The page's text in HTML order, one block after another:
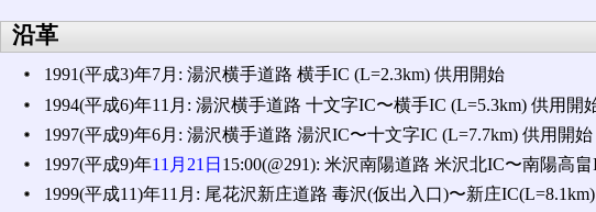
沿革
1991(平成3)年7月: 湯沢横手道路 横手IC (L=2.3km) 供用開始
1994(平成6)年11月: 湯沢横手道路 十文字IC〜横手IC (L=5.3km) 供用開
1997(平成9)年6月: 湯沢横手道路 湯沢IC〜十文字IC (L=7.7km) 供用開始
1997(平成9)年11月21日 15:00(@291): 米沢南陽道路 米沢北IC〜南陽高
1999(平成11)年11月: 尾花沢新庄道路 毒沢(仮出入口)〜新庄